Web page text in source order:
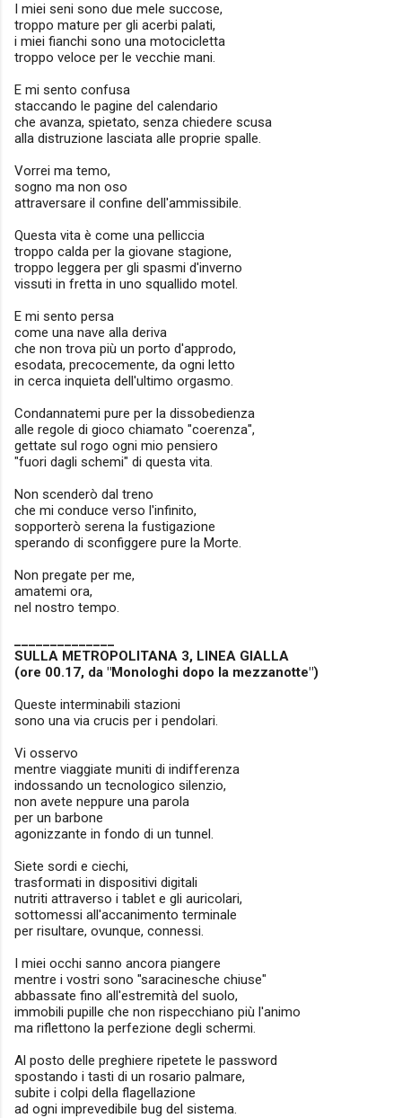
I miei seni sono due mele succose,
troppo mature per gli acerbi palati,
i miei fianchi sono una motocicletta
troppo veloce per le vecchie mani.
E mi sento confusa
staccando le pagine del calendario
che avanza, spietato, senza chiedere scusa
alla distruzione lasciata alle proprie spalle.
Vorrei ma temo,
sogno ma non oso
attraversare il confine dell'ammissibile.
Questa vita è come una pelliccia
troppo calda per la giovane stagione,
troppo leggera per gli spasmi d'inverno
vissuti in fretta in uno squallido motel.
E mi sento persa
come una nave alla deriva
che non trova più un porto d'approdo,
esodata, precocemente, da ogni letto
in cerca inquieta dell'ultimo orgasmo.
Condannatemi pure per la dissobedienza
alle regole di gioco chiamato "coerenza",
gettate sul rogo ogni mio pensiero
"fuori dagli schemi" di questa vita.
Non scenderò dal treno
che mi conduce verso l'infinito,
sopporterò serena la fustigazione
sperando di sconfiggere pure la Morte.
Non pregate per me,
amatemi ora,
nel nostro tempo.
SULLA METROPOLITANA 3, LINEA GIALLA
(ore 00.17, da "Monologhi dopo la mezzanotte")
Queste interminabili stazioni
sono una via crucis per i pendolari.
Vi osservo
mentre viaggiate muniti di indifferenza
indossando un tecnologico silenzio,
non avete neppure una parola
per un barbone
agonizzante in fondo di un tunnel.
Siete sordi e ciechi,
trasformati in dispositivi digitali
nutriti attraverso i tablet e gli auricolari,
sottomessi all'accanimento terminale
per risultare, ovunque, connessi.
I miei occhi sanno ancora piangere
mentre i vostri sono "saracinesche chiuse"
abbassate fino all'estremità del suolo,
immobili pupille che non rispecchiano più l'animo
ma riflettono la perfezione degli schermi.
Al posto delle preghiere ripetete le password
spostando i tasti di un rosario palmare,
subite i colpi della flagellazione
ad ogni imprevedibile bug del sistema.